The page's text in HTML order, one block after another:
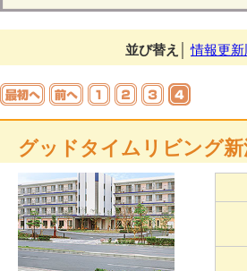
並び替え │情報更新
グッドタイムリビング新